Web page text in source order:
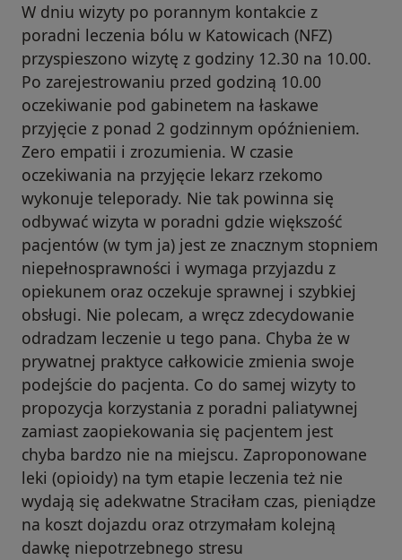
W dniu wizyty po porannym kontakcie z
poradni leczenia bólu w Katowicach (NFZ)
przyspieszono wizytę z godziny 12.30 na 10.00.
Po zarejestrowaniu przed godziną 10.00
oczekiwanie pod gabinetem na łaskawe
przyjęcie z ponad 2 godzinnym opóźnieniem.
Zero empatii i zrozumienia. W czasie
oczekiwania na przyjęcie lekarz rzekomo
wykonuje teleporady. Nie tak powinna się
odbywać wizyta w poradni gdzie większość
pacjentów (w tym ja) jest ze znacznym stopniem
niepełnosprawności i wymaga przyjazdu z
opiekunem oraz oczekuje sprawnej i szybkiej
obsługi. Nie polecam, a wręcz zdecydowanie
odradzam leczenie u tego pana. Chyba że w
prywatnej praktyce całkowicie zmienia swoje
podejście do pacjenta. Co do samej wizyty to
propozycja korzystania z poradni paliatywnej
zamiast zaopiekowania się pacjentem jest
chyba bardzo nie na miejscu. Zaproponowane
leki (opioidy) na tym etapie leczenia też nie
wydają się adekwatne Straciłam czas, pieniądze
na koszt dojazdu oraz otrzymałam kolejną
dawkę niepotrzebnego stresu